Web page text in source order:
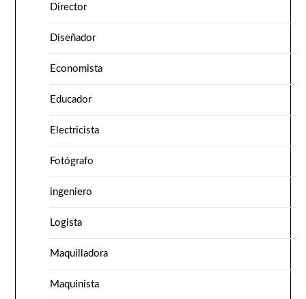
Director
Diseñador
Economista
Educador
Electricista
Fotógrafo
ingeniero
Logista
Maquilladora
Maquinista